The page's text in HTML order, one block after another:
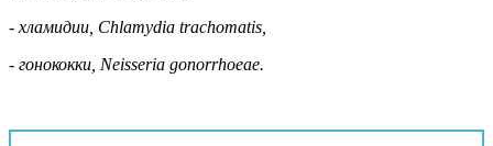
- хламидии, Chlamydia trachomatis,
- гонококки, Neisseria gonorrhoeae.